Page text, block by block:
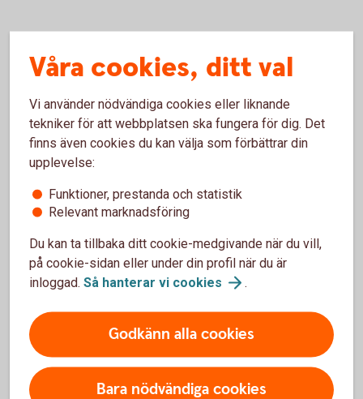
Få hjälp med pension och
försäkring för företag
Kontakta oss
Bodil är bankens pensions- och
försäkringsspecialist och hjälper dig som företagare
att ordna så du får ett bra pensions- och
Våra cookies, ditt val
Vi använder nödvändiga cookies eller liknande
tekniker för att webbplatsen ska fungera för dig. Det
finns även cookies du kan välja som förbättrar din
upplevelse:
Funktioner, prestanda och statistik
Relevant marknadsföring
Du kan ta tillbaka ditt cookie-medgivande när du vill,
på cookie-sidan eller under din profil när du är
inloggad. Så hanterar vi cookies .
Godkänn alla cookies
Bara nödvändiga cookies